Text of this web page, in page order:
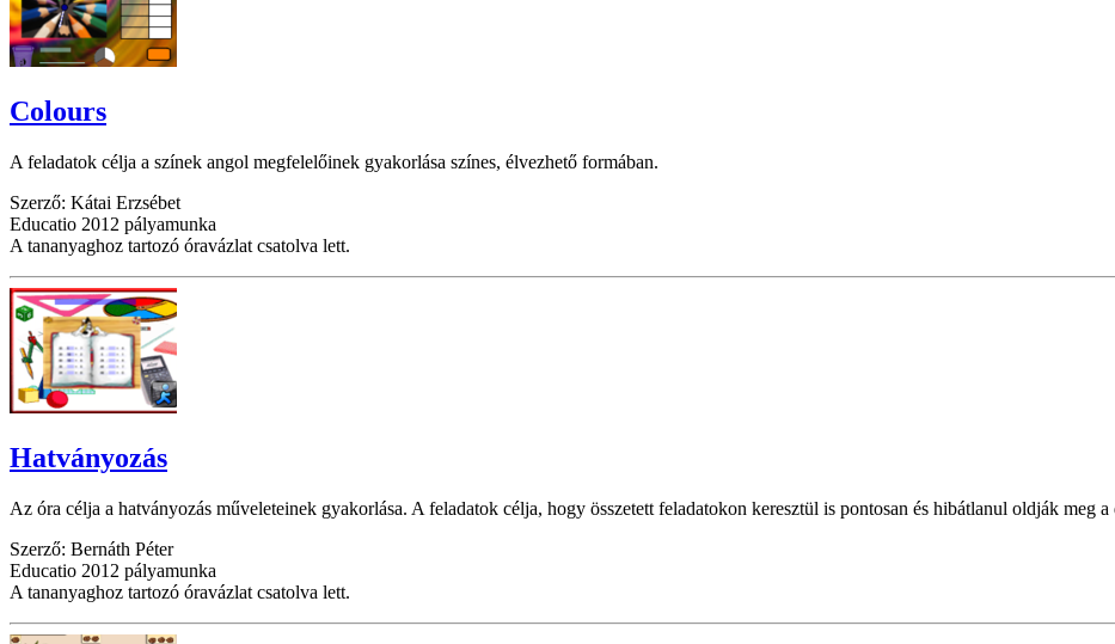
Colours
A feladatok célja a színek angol megfelelőinek gyakorlása színes, élvezhető formában.
Szerző: Kátai Erzsébet
Educatio 2012 pályamunka
A tananyaghoz tartozó óravázlat csatolva lett.
Hatványozás
Az óra célja a hatványozás műveleteinek gyakorlása. A feladatok célja, hogy összetett feladatokon keresztül is pontosan és hibátlanul oldják meg
Szerző: Bernáth Péter
Educatio 2012 pályamunka
A tananyaghoz tartozó óravázlat csatolva lett.